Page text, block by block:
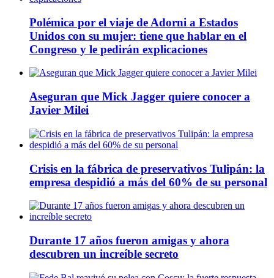
Polémica por el viaje de Adorni a Estados
Unidos con su mujer: tiene que hablar en el
Congreso y le pedirán explicaciones
Aseguran que Mick Jagger quiere conocer a
Javier Milei
Crisis en la fábrica de preservativos Tulipán: la
empresa despidió a más del 60% de su personal
Durante 17 años fueron amigas y ahora
descubren un increíble secreto